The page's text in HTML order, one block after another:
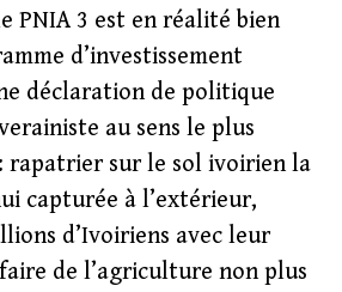
PNIA 3 est en réalité bien
d’investissement
déclaration de politique
au sens le plus
rapatrier sur le sol ivoirien la
capturée à l’extérieur,
d’Ivoiriens avec leur
de l’agriculture non plus